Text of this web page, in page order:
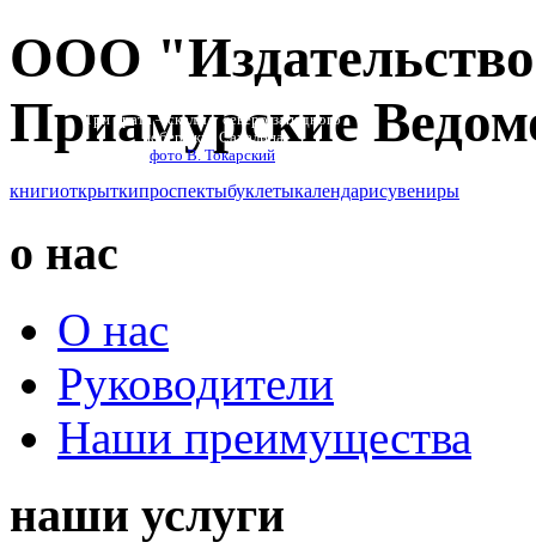
ООО
Приамурские
Три брата – скалы у северо-западного
побережья Сахалина
фото В. Токарский
книгиоткрыткипроспектыбуклетыкалендарисувениры
о нас
О нас
Руководители
Наши преимущества
наши услуги